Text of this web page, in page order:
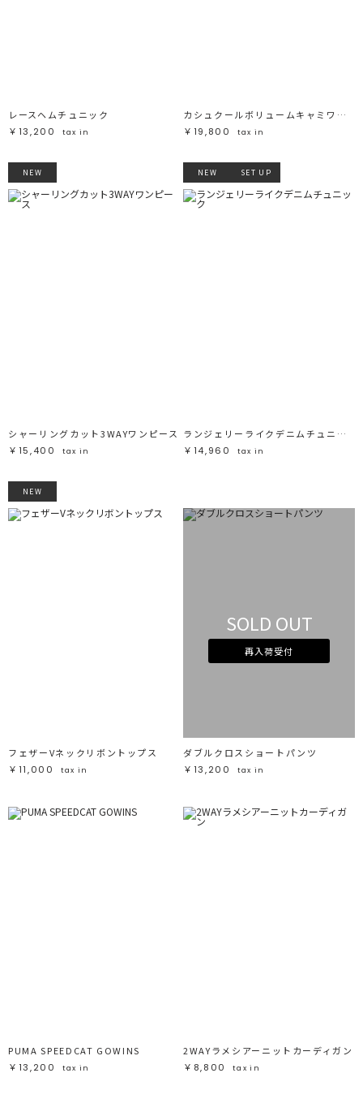
レースヘムチュニック
￥13,200
tax in
カシュクールボリュームキャミワンピース
￥19,800
tax in
NEW
シャーリングカット3WAYワンピース
￥15,400
tax in
NEW SET UP
ランジェリーライクデニムチュニック
￥14,960
tax in
NEW
フェザーVネックリボントップス
￥11,000
tax in
SOLD OUT
再入荷受付
ダブルクロスショートパンツ
￥13,200
tax in
PUMA SPEEDCAT GOWINS
￥13,200
tax in
2WAYラメシアーニットカーディガン
￥8,800
tax in